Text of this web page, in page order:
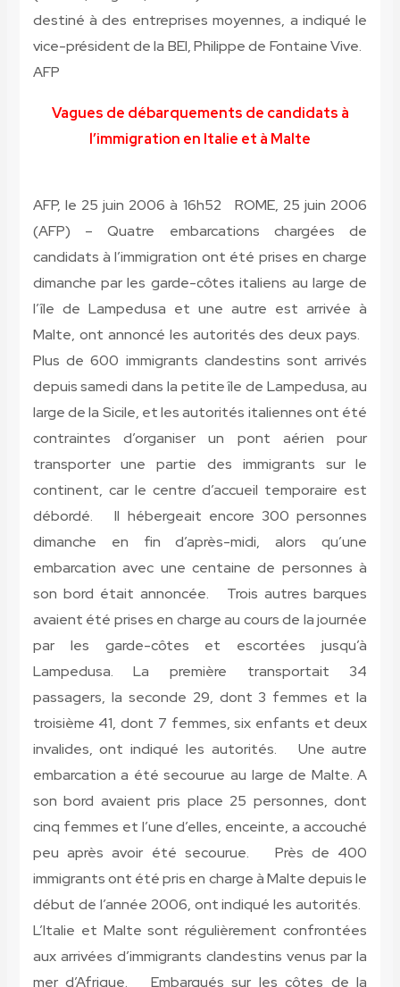
destiné à des entreprises moyennes, a indiqué le
vice-président de la BEI, Philippe de Fontaine Vive.
AFP
Vagues de débarquements de candidats à
l’immigration en Italie et à Malte
AFP, le 25 juin 2006 à 16h52 ROME, 25 juin 2006
(AFP) – Quatre embarcations chargées de
candidats à l’immigration ont été prises en charge
dimanche par les garde-côtes italiens au large de
l’île de Lampedusa et une autre est arrivée à
Malte, ont annoncé les autorités des deux pays.
Plus de 600 immigrants clandestins sont arrivés
depuis samedi dans la petite île de Lampedusa, au
large de la Sicile, et les autorités italiennes ont été
contraintes d’organiser un pont aérien pour
transporter une partie des immigrants sur le
continent, car le centre d’accueil temporaire est
débordé. Il hébergeait encore 300 personnes
dimanche en fin d’après-midi, alors qu’une
embarcation avec une centaine de personnes à
son bord était annoncée. Trois autres barques
avaient été prises en charge au cours de la journée
par les garde-côtes et escortées jusqu’à
Lampedusa. La première transportait 34
passagers, la seconde 29, dont 3 femmes et la
troisième 41, dont 7 femmes, six enfants et deux
invalides, ont indiqué les autorités. Une autre
embarcation a été secourue au large de Malte. A
son bord avaient pris place 25 personnes, dont
cinq femmes et l’une d’elles, enceinte, a accouché
peu après avoir été secourue. Près de 400
immigrants ont été pris en charge à Malte depuis le
début de l’année 2006, ont indiqué les autorités.
L’Italie et Malte sont régulièrement confrontées
aux arrivées d’immigrants clandestins venus par la
mer d’Afrique. Embarqués sur les côtes de la